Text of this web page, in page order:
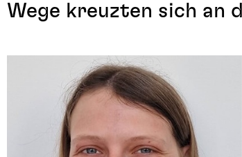
Wege kreuzten sich an